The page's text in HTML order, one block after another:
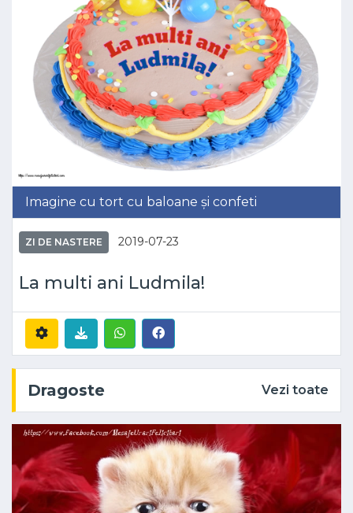
Imagine cu tort cu baloane și confeti
ZI DE NASTERE 2019-07-23
La multi ani Ludmila!
Dragoste Vezi toate